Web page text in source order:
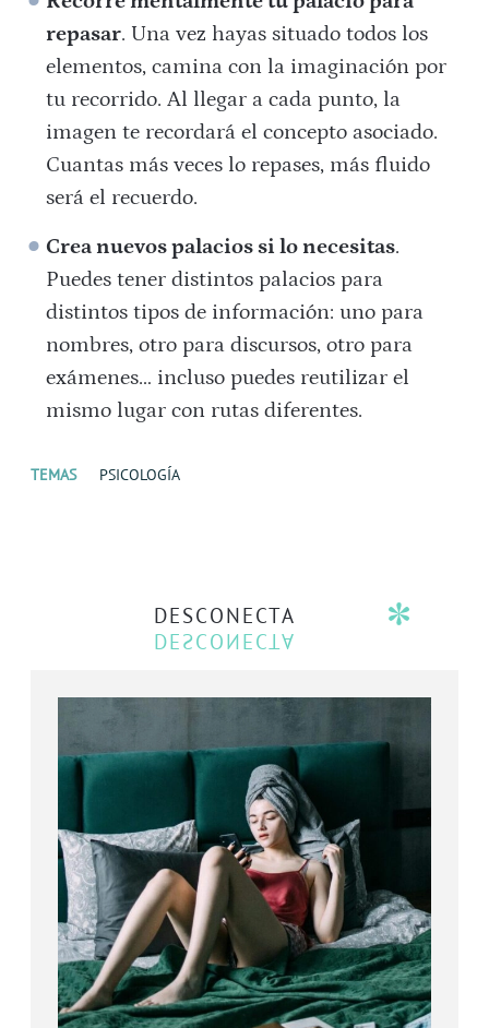
repasar. Una vez hayas situado todos los
elementos, camina con la imaginación por
tu recorrido. Al llegar a cada punto, la
imagen te recordará el concepto asociado.
Cuantas más veces lo repases, más fluido
será el recuerdo.
Crea nuevos palacios si lo necesitas.
Puedes tener distintos palacios para
distintos tipos de información: uno para
nombres, otro para discursos, otro para
exámenes… incluso puedes reutilizar el
mismo lugar con rutas diferentes.
TEMAS PSICOLOGÍA
DESCONECTA